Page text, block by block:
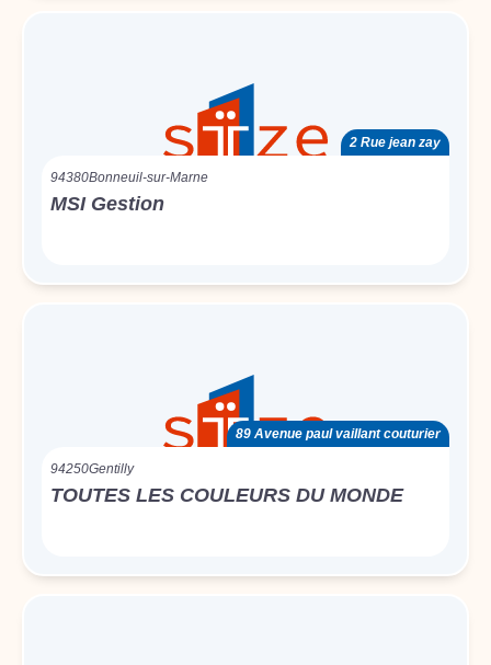
2 Rue jean zay
94380Bonneuil-sur-Marne
MSI Gestion
89 Avenue paul vaillant couturier
94250Gentilly
TOUTES LES COULEURS DU MONDE